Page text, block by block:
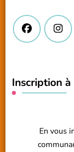
Inscription
En vous